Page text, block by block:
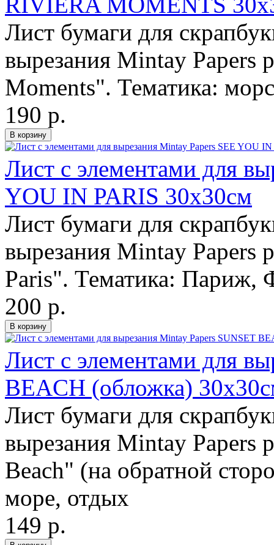
Лист бумаги для
вырезания Mintay Papers
Moments". Тематика:
190 р.
Лист с элементами для
YOU IN PARIS 30х30см
Лист бумаги для
вырезания Mintay Papers
Paris". Тематика: Париж,
200 р.
Лист с элементами для
BEACH (обложка)
Лист бумаги для
вырезания Mintay Papers
Beach" (на обратной
море, отдых
149 р.